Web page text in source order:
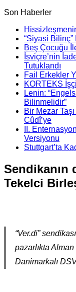
Son Haberler
“Siyasi Bilinç”
Beş Çocuğu
İsviçre’nin
Tutuklandı
Fail Erkekler
KORTEKS
Lenin:
Bilinmelidir”
Bir Mezar
Cûdî’ye
II.
Versiyonu
Stuttgart’ta
Sendikanın
Tekelci
“Ver.di”
pazarlıkta Alman
Danimarkalı